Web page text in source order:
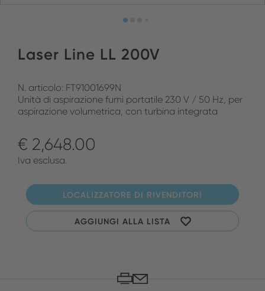
Laser Line LL 200V
N. articolo: FT91001699N
Unità di aspirazione fumi portatile 230 V / 50 Hz, per
aspirazione volumetrica, con turbina integrata
€ 2,648.00
Iva esclusa.
LOCALIZZATORE DI RIVENDITORI
AGGIUNGI ALLA LISTA